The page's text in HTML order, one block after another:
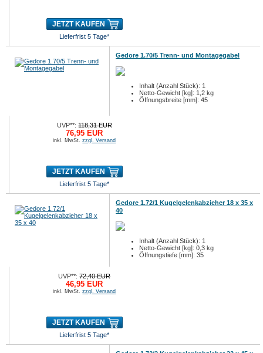
JETZT KAUFEN
Lieferfrist 5 Tage*
Gedore 1.70/5 Trenn- und Montagegabel
Inhalt (Anzahl Stück): 1
Netto-Gewicht [kg]: 1,2 kg
Öffnungsbreite [mm]: 45
UVP**:118,31 EUR
76,95 EUR
inkl. MwSt.zzgl. Versand
JETZT KAUFEN
Lieferfrist 5 Tage*
Gedore 1.72/1 Kugelgelenkabzieher 18 x 35 x
40
Inhalt (Anzahl Stück): 1
Netto-Gewicht [kg]: 0,3 kg
Öffnungstiefe [mm]: 35
UVP**:72,40 EUR
46,95 EUR
inkl. MwSt.zzgl. Versand
JETZT KAUFEN
Lieferfrist 5 Tage*